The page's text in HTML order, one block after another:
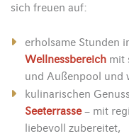
sich freuen auf:
erholsame Stunden
Wellnessbereich mit
und Außenpool und
kulinarischen
Seeterrasse– mit
liebevoll zubereitet,